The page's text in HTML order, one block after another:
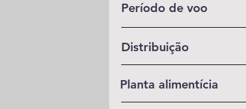
Período de voo
Distribuição
Planta alimentícia